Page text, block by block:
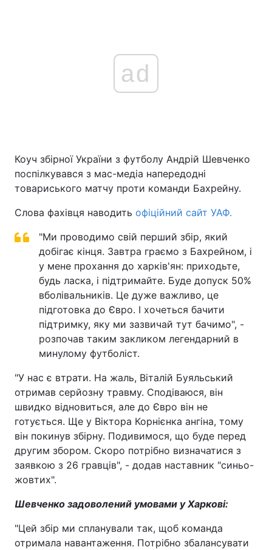
ad
Коуч збірної України з футболу Андрій Шевченко
поспілкувався з мас-медіа напередодні
товариського матчу проти команди Бахрейну.
Слова фахівця наводить офіційний сайт УАФ.
"Ми проводимо свій перший збір, який
добігає кінця. Завтра граємо з Бахрейном, і
у мене прохання до харків'ян: приходьте,
будь ласка, і підтримайте. Буде допуск 50%
вболівальників. Це дуже важливо, це
підготовка до Євро. І хочеться бачити
підтримку, яку ми зазвичай тут бачимо", -
розпочав таким закликом легендарний в
минулому футболіст.
"У нас є втрати. На жаль, Віталій Буяльський
отримав серйозну травму. Сподіваюся, він
швидко відновиться, але до Євро він не
готується. Ще у Віктора Корнієнка ангіна, тому
він покинув збірну. Подивимося, що буде перед
другим збором. Скоро потрібно визначатися з
заявкою з 26 гравців", - додав наставник "синьо-
жовтих".
Шевченко задоволений умовами у Харкові:
"Цей збір ми спланували так, щоб команда
отримала навантаження. Потрібно збалансувати